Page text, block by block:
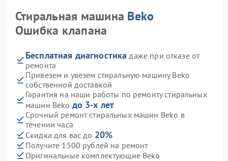
Стиральная машина Beko
Ошибка клапана
Бесплатная диагностика даже при отказе от
ремонта
Привезем и увезем стиральную машину Beko
собственной доставкой
Гарантия на наши работы по ремонту стиральных
машин Beko до 3-х лет
Срочный ремонт стиральных машин Beko в
течении часа
Скидка для вас до 20%
Получите 1500 рублей на ремонт
Оригинальные комплектующие Beko